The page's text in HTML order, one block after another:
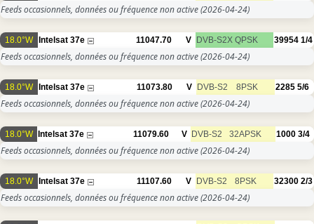
Feeds occasionnels, données ou fréquence non active(2026-04-24)
18.0°W Intelsat 37e 11047.70 V DVB-S2X QPSK 39954 1/4
Feeds occasionnels, données ou fréquence non active(2026-04-24)
18.0°W Intelsat 37e 11073.80 V DVB-S2 8PSK 2285 5/6
Feeds occasionnels, données ou fréquence non active(2026-04-24)
18.0°W Intelsat 37e 11079.60 V DVB-S2 32APSK 1000 3/4
Feeds occasionnels, données ou fréquence non active(2026-04-24)
18.0°W Intelsat 37e 11107.60 V DVB-S2 8PSK 32300 2/3
Feeds occasionnels, données ou fréquence non active(2026-04-24)